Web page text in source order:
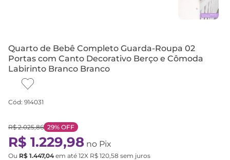
Quarto de Bebê Completo Guarda-Roupa 02
Portas com Canto Decorativo Berço e Cômoda
Labirinto Branco Branco
Cód: 914031
R$ 2.025,86 29% OFF
R$ 1.229,98 no Pix
Ou R$ 1.447,04em até 12X R$ 120,58 sem juros